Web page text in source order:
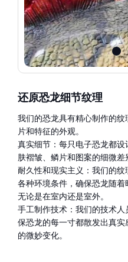
还原恐龙细节纹理
我们的恐龙具有精心制作的
片和特征的外观。
真实细节：每只电子恐龙都
肤褶皱、鳞片和图案的细微差
耐久性和现实主义：我们的
各种环境条件，确保恐龙随着
无论是在室内还是室外。
手工制作技术：我们的技术
保恐龙的每一寸都散发出真
的微妙变化。